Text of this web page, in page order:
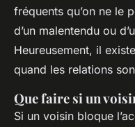
fréquents qu’on ne le
d’un malentendu ou
Heureusement, il
quand les relations
Que faire si un
Si un voisin bloque